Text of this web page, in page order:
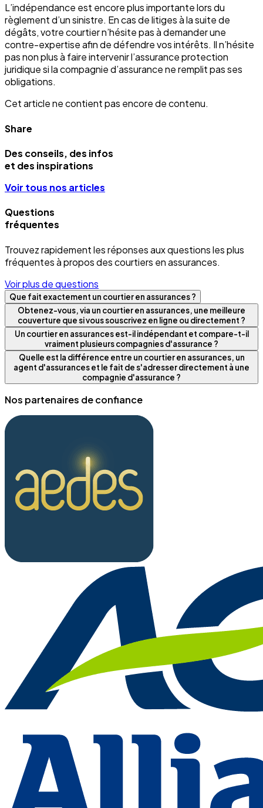
L’indépendance est encore plus importante lors du
règlement d’un sinistre. En cas de litiges à la suite de
dégâts, votre courtier n’hésite pas à demander une
contre-expertise afin de défendre vos intérêts. Il n’hésite
pas non plus à faire intervenir l’assurance protection
juridique si la compagnie d’assurance ne remplit pas ses
obligations.
Cet article ne contient pas encore de contenu.
Share
Des conseils, des infos
et des inspirations
Voir tous nos articles
Questions
fréquentes
Trouvez rapidement les réponses aux questions les plus
fréquentes à propos des courtiers en assurances.
Voir plus de questions
Que fait exactement un courtier en assurances ?
Obtenez-vous, via un courtier en assurances, une meilleure
couverture que si vous souscrivez en ligne ou directement ?
Un courtier en assurances est-il indépendant et compare-t-il
vraiment plusieurs compagnies d'assurance ?
Quelle est la différence entre un courtier en assurances, un
agent d'assurances et le fait de s'adresser directement à une
compagnie d'assurance ?
Nos partenaires de confiance